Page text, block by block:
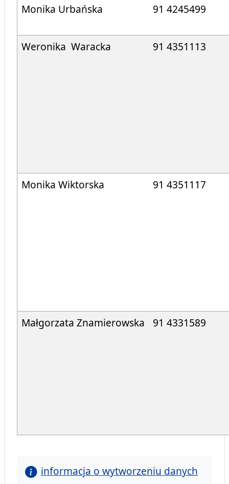
Monika Urbańska
91 4245499
Weronika Waracka 91 4351113
Monika Wiktorska 91 4351117
Małgorzata Znamierowska 91 4331589
informacja o wytworzeniu danych